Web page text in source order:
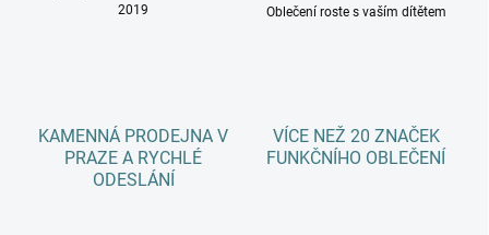
2019
Oblečení roste s vaším dítětem
KAMENNÁ PRODEJNA V
PRAZE A RYCHLÉ
ODESLÁNÍ
VÍCE NEŽ 20 ZNAČEK
FUNKČNÍHO OBLEČENÍ